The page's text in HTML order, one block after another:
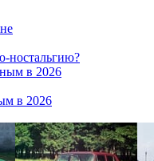
ностальгию?
в 2026
в 2026